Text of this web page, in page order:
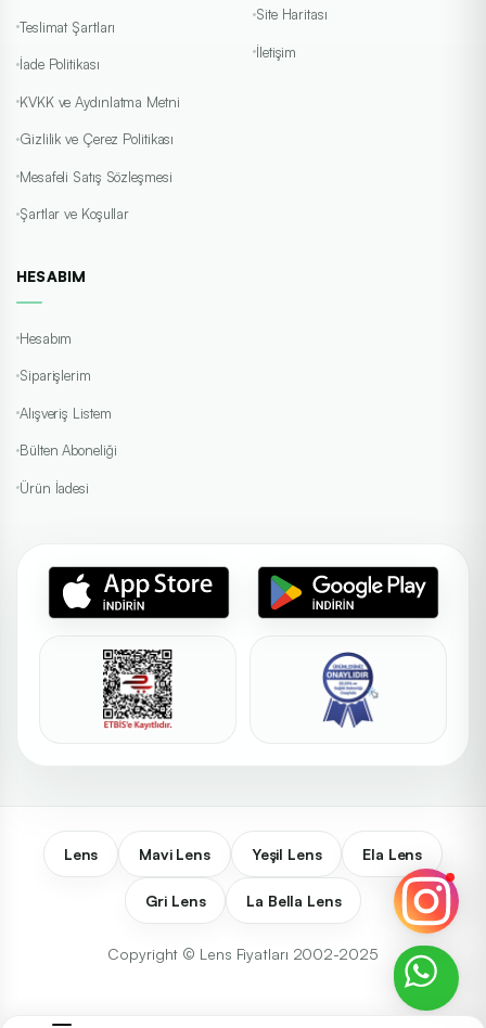
Teslimat Şartları
İade Politikası
KVKK ve Aydınlatma Metni
Gizlilik ve Çerez Politikası
Mesafeli Satış Sözleşmesi
Şartlar ve Koşullar
Site Haritası
İletişim
HESABIM
Hesabım
Siparişlerim
Alışveriş Listem
Bülten Aboneliği
Ürün İadesi
Lens Mavi Lens Yeşil Lens Ela Lens
Gri Lens La Bella Lens
Copyright © Lens Fiyatları 2002-2025